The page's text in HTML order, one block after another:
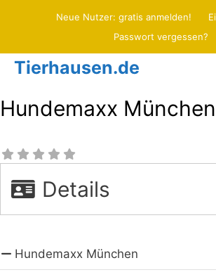
Neue Nutzer: gratis anmelden!
Passwort vergessen?
Tierhausen.de
Hundemaxx München
Details
Hundemaxx München